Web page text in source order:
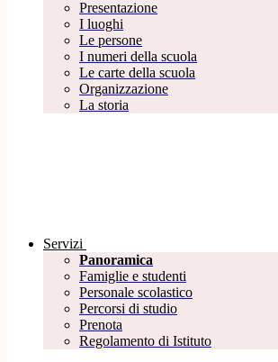
Presentazione
I luoghi
Le persone
I numeri della scuola
Le carte della scuola
Organizzazione
La storia
Servizi
Panoramica
Famiglie e studenti
Personale scolastico
Percorsi di studio
Prenota
Regolamento di Istituto